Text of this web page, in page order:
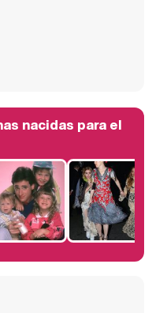
Belén Esteban: "Estoy emocionada, muy contenta y muy feliz por llegar a RTVE"
Manu Baqueiro: "Tuve como referente a Bruce Willis en 'Luz de Luna' para mi trabajo en la serie 'Perdiendo el juicio'"
nacidas para el